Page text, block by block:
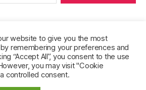
LÉGALES•
website to give you the most
remembering your preferences and
“Accept All”, you consent to the use
you may visit "Cookie
controlled consent.